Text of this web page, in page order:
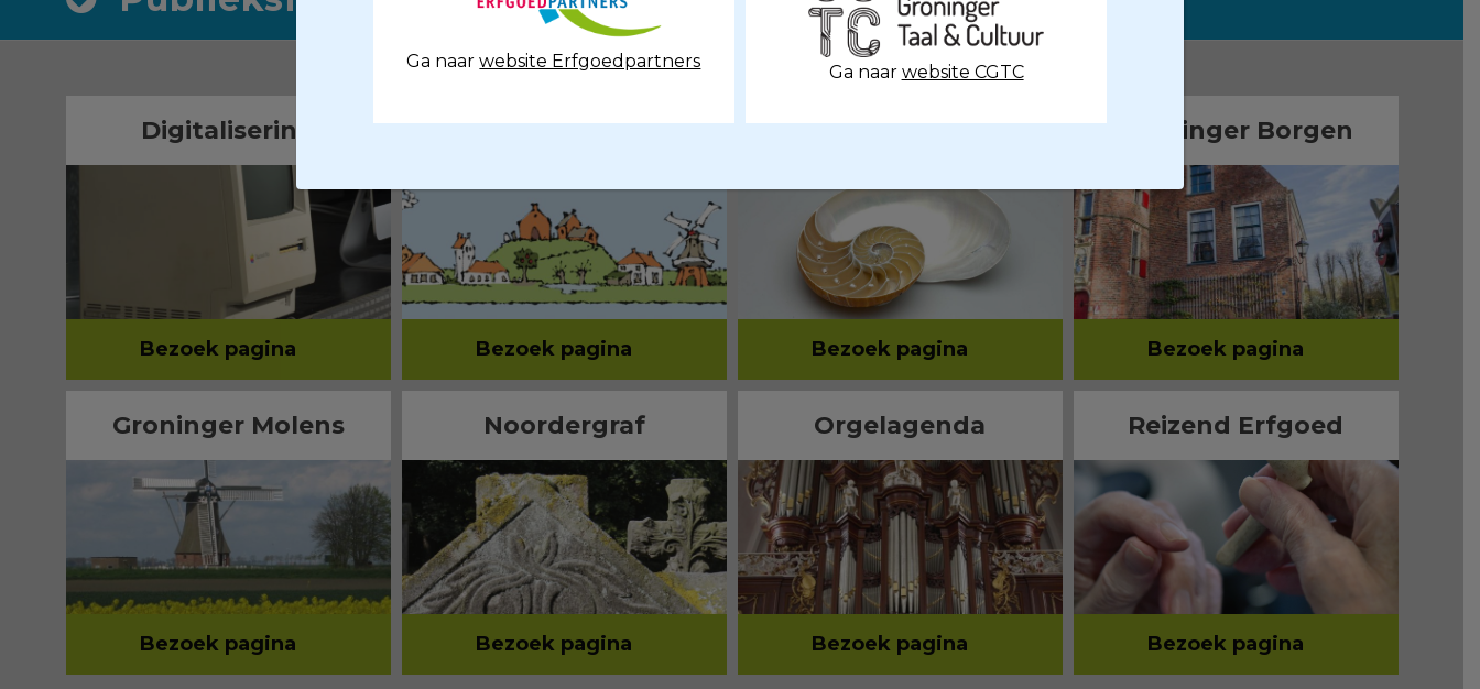
Digitalisering
Bezoek pagina
Scholen
Bezoek pagina
Collectie Groningen
Bezoek pagina
Groninger Borgen
Bezoek pagina
Groninger Molens
Bezoek pagina
Noordergraf
Bezoek pagina
Orgelagenda
Bezoek pagina
Reizend Erfgoed
Bezoek pagina
Ga naarwebsite Erfgoedpartners
Ga naar website CGTC